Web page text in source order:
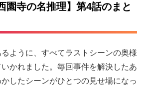
園寺の名推理】第4話のまと
ように、すべてラストシーンの奥様
かれました。毎回事件を解決したあ
したシーンがひとつの見せ場になっ